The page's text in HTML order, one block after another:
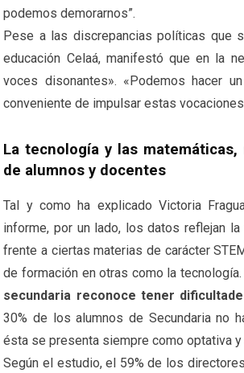
podemos demorarnos”.
Pese a las discrepancias políticas que
educación Celaá, manifestó que en la
voces disonantes». «Podemos hacer
conveniente de impulsar estas
La tecnología y las
de alumnos y docentes
Tal y como ha explicado Victoria
informe, por un lado, los datos reflejan
frente a ciertas materias de carácter
de formación en otras como la
secundaria reconoce tener
30% de los alumnos de Secundaria no
ésta se presenta siempre como optativa
Según el estudio, el 59% de los